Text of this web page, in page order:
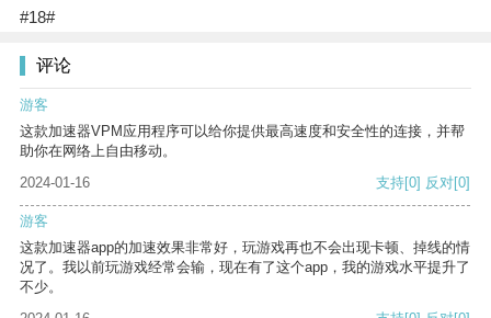
#18#
评论
游客
这款加速器VPM应用程序可以给你提供最高速度和安全性的连接，并帮
助你在网络上自由移动。
2024-01-16
支持[0] 反对[0]
游客
这款加速器app的加速效果非常好，玩游戏再也不会出现卡顿、掉线的情
况了。我以前玩游戏经常会输，现在有了这个app，我的游戏水平提升了
不少。